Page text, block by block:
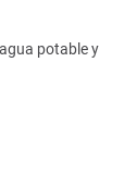
potable y